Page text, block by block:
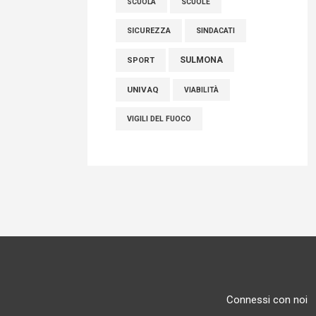
SCUOLA
SICUREZZA SINDACATI
SPORT SULMONA
UNIVAQ VIABILITÀ
VIGILI DEL FUOCO
Connessi con noi